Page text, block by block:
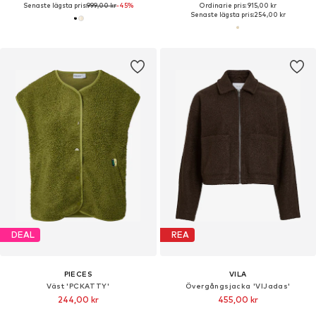
Senaste lägsta pris:999,00 kr-45%
Ordinarie pris: 915,00 kr
Senaste lägsta pris:254,00 kr
DEAL
PIECES
Väst 'PCKATTY'
244,00 kr
REA
VILA
Övergångsjacka 'VIJadas'
455,00 kr